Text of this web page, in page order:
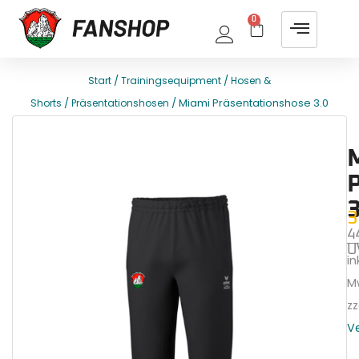
0
Start /Trainingsequipment /Hosen &
Shorts /Präsentationshosen / Miami Präsentationshose 3.0